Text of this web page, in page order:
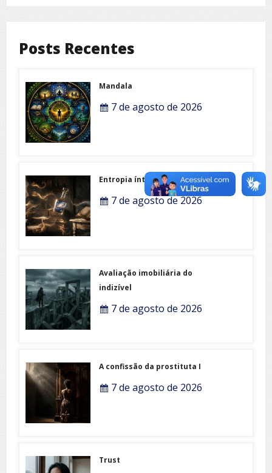
Posts Recentes
Mandala
7 de agosto de 2026
Entropia íntima
7 de agosto de 2026
Avaliação imobiliária do
indizível
7 de agosto de 2026
A confissão da prostituta I
7 de agosto de 2026
Trust